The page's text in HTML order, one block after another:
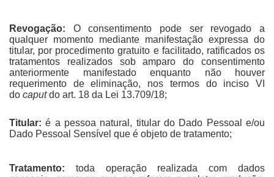
Revogação: O consentimento pode ser revogado a
qualquer momento mediante manifestação expressa do
titular, por procedimento gratuito e facilitado, ratificados os
tratamentos realizados sob amparo do consentimento
anteriormente manifestado enquanto não houver
requerimento de eliminação, nos termos do inciso VI
do caputdo art. 18 da Lei 13.709/18;
Titular: é a pessoa natural, titular do Dado Pessoal e/ou
Dado Pessoal Sensível que é objeto de tratamento;
Tratamento: toda operação realizada com dados